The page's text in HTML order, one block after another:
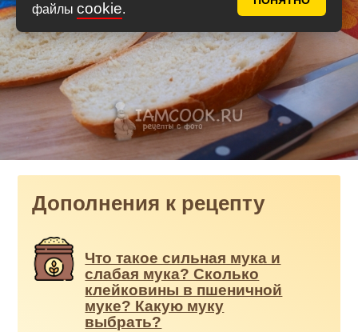
файлы cookie.
Дополнения к рецепту
Что такое сильная мука и
слабая мука? Сколько
клейковины в пшеничной
муке? Какую муку
выбрать?